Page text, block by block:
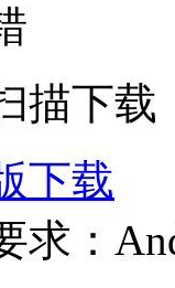
描下载
下载
求：